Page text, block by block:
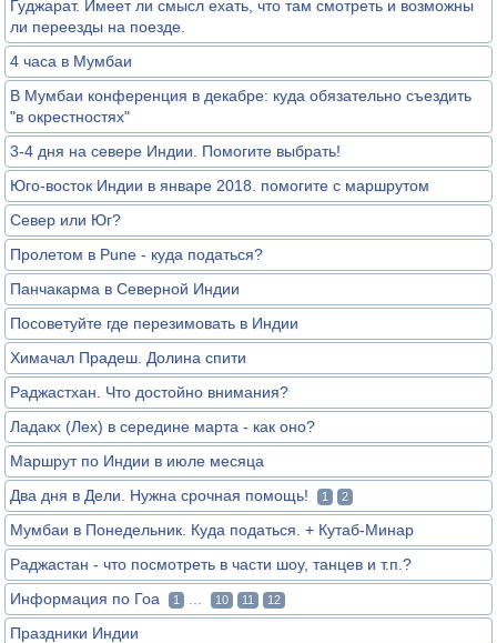
Гуджарат. Имеет ли смысл ехать, что там смотреть и возможны
ли переезды на поезде.
4 часа в Мумбаи
В Мумбаи конференция в декабре: куда обязательно съездить
"в окрестностях"
3-4 дня на севере Индии. Помогите выбрать!
Юго-восток Индии в январе 2018. помогите с маршрутом
Север или Юг?
Пролетом в Pune - куда податься?
Панчакарма в Северной Индии
Посоветуйте где перезимовать в Индии
Химачал Прадеш. Долина спити
Раджастхан. Что достойно внимания?
Ладакх (Лех) в середине марта - как оно?
Маршрут по Индии в июле месяца
Два дня в Дели. Нужна срочная помощь!
1 2
Мумбаи в Понедельник. Куда податься. + Кутаб-Минар
Раджастан - что посмотреть в части шоу, танцев и т.п.?
Информация по Гоа
1 10 11 12
Праздники Индии